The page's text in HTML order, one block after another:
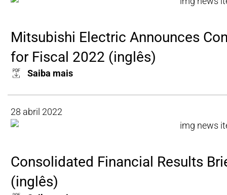
Mitsubishi Electric Announces
for Fiscal 2022 (inglês)
Saiba mais
28 abril 2022
Consolidated Financial Results
(inglês)